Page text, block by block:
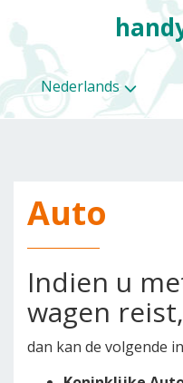
Nederlands
Auto
Indien u
wagen reist,
dan kan de volgende
Alle
categorieën